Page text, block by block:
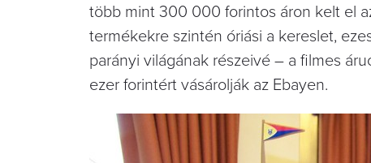
több mint 300 000 forintos áron kelt el
termékekre szintén óriási a kereslet,
parányi világának részeivé – a filmes
ezer forintért vásárolják az Ebayen.